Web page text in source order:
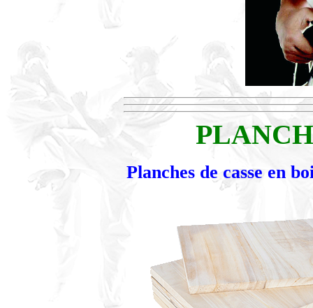
Planches de casse en